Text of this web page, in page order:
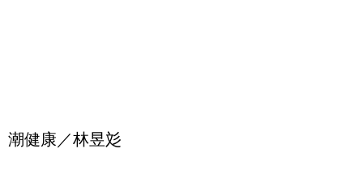
潮健康／林昱彣